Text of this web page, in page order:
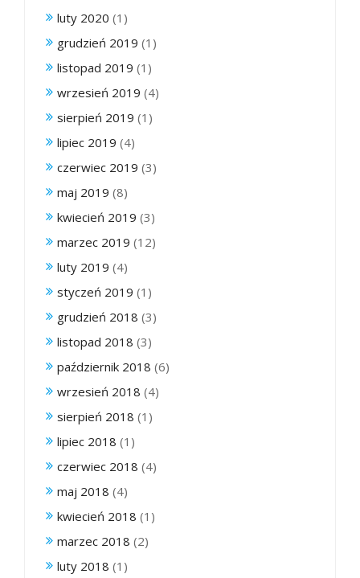
luty 2020 (1)
grudzień 2019 (1)
listopad 2019 (1)
wrzesień 2019 (4)
sierpień 2019 (1)
lipiec 2019 (4)
czerwiec 2019 (3)
maj 2019 (8)
kwiecień 2019 (3)
marzec 2019 (12)
luty 2019 (4)
styczeń 2019 (1)
grudzień 2018 (3)
listopad 2018 (3)
październik 2018 (6)
wrzesień 2018 (4)
sierpień 2018 (1)
lipiec 2018 (1)
czerwiec 2018 (4)
maj 2018 (4)
kwiecień 2018 (1)
marzec 2018 (2)
luty 2018 (1)